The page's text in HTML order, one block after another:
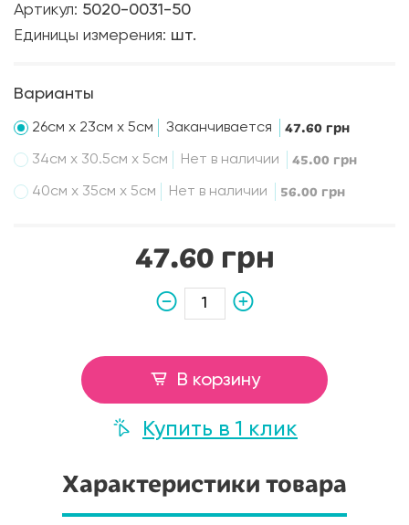
Артикул: 5020-0031-50
Единицы измерения: шт.
Варианты
26см x 23см х 5см Заканчивается 47.60 грн
34см х 30.5см х 5см Нет в наличии 45.00 грн
40см х 35см х 5см Нет в наличии 56.00 грн
47.60 грн
В корзину
Купить в 1 клик
Характеристики товара